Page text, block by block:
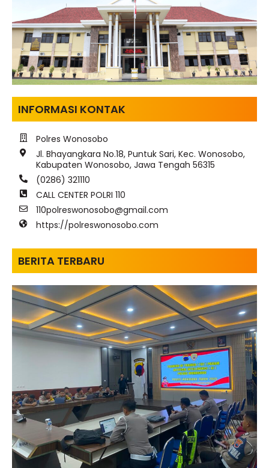
INFORMASI KONTAK
Polres Wonosobo
Jl. Bhayangkara No.18, Puntuk Sari, Kec. Wonosobo,
Kabupaten Wonosobo, Jawa Tengah 56315
(0286) 321110
CALL CENTER POLRI 110
110polreswonosobo@gmail.com
https://polreswonosobo.com
BERITA TERBARU